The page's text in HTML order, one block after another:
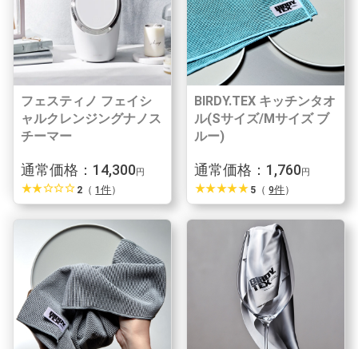
フェスティノ フェイシ
ャルクレンジングナノス
チーマー
通常価格：14,300円
star_ratestar_ratestar_borderstar_borderstar_border 2 （1件）
BIRDY.TEX キッチンタオ
ル(Sサイズ/Mサイズ ブ
ルー)
通常価格：1,760円
star_ratestar_ratestar_ratestar_ratestar_rate 5 （9件）